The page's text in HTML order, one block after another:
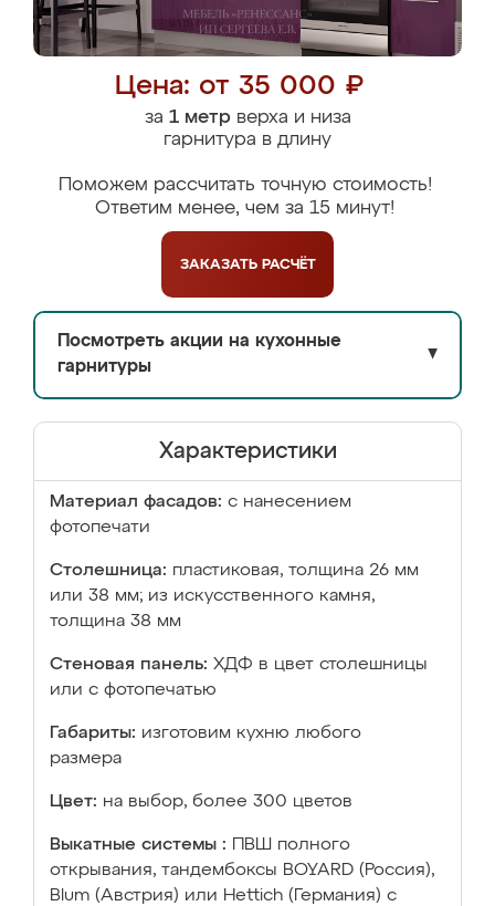
Цена: от 35 000 ₽
за 1 метрверха и низа
гарнитура в длину
Поможем рассчитать точную стоимость!
Ответим менее, чем за 15 минут!
ЗАКАЗАТЬ РАСЧЁТ
Посмотреть акции на кухонные
гарнитуры
▼
Характеристики
Материал фасадов: с нанесением
фотопечати
Столешница: пластиковая, толщина 26 мм
или 38 мм; из искусственного камня,
толщина 38 мм
Стеновая панель: ХДФ в цвет столешницы
или с фотопечатью
Габариты: изготовим кухню любого
размера
Цвет: на выбор, более 300 цветов
Выкатные системы :
ПВШ полного
открывания, тандембоксы BOYARD (Россия),
Blum (Австрия) или Hettich (Германия) с